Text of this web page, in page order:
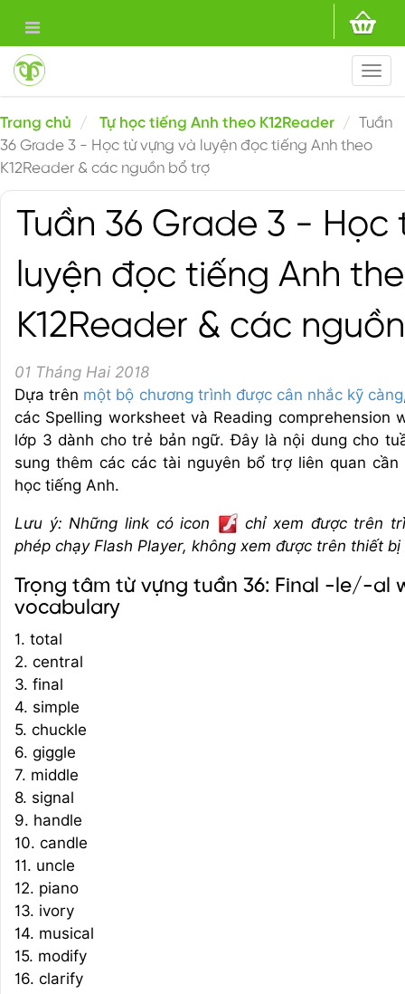
Trang chủ Tự học tiếng Anh theo K12Reader
Tuần
36 Grade 3 - Học từ vựng và luyện đọc tiếng Anh theo
K12Reader & các nguồn bổ trợ
Tuần 36 Grade 3 - Học
luyện đọc tiếng Anh
K12Reader & các
01 Tháng Hai 2018
Dựa trên một bộ chương trình được cân nhắc kỹ càng
các Spelling worksheet và Reading comprehension
lớp 3 dành cho trẻ bản ngữ. Đây là nội dung cho
sung thêm các các tài nguyên bổ trợ liên quan
học tiếng Anh.
Lưu ý: Những link có icon
chỉ xem được trên
phép chạy Flash Player, không xem được trên thiết bị
Trọng tâm từ vựng tuần 36: Final -le/-al
vocabulary
1. total
2. central
3. final
4. simple
5. chuckle
6. giggle
7. middle
8. signal
9. handle
10. candle
11. uncle
12. piano
13. ivory
14. musical
15. modify
16. clarify